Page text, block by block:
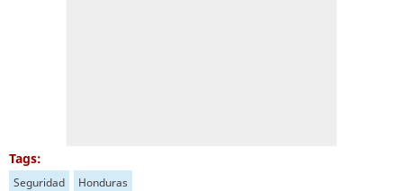
Tags:
Seguridad Honduras